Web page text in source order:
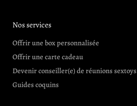
Nos services
Offrir une box personnalisée
Offrir une carte cadeau
Devenir conseiller(e) de réunions sextoys
Guides coquins